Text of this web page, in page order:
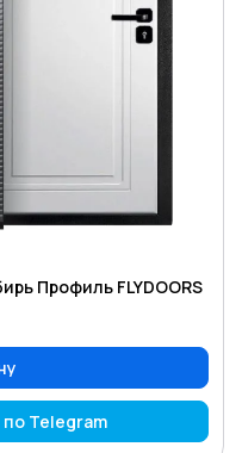
Профиль FLYDOORS
Telegram